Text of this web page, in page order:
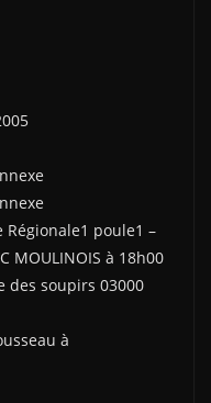
poule1 –
MOULINOIS à 18h00
des soupirs 03000
à